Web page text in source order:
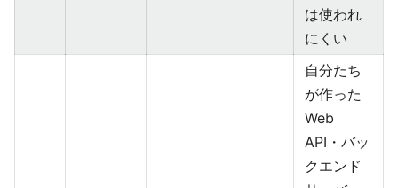
は使われ
にくい
自分たち
が作った
Web
API・バッ
クエンド